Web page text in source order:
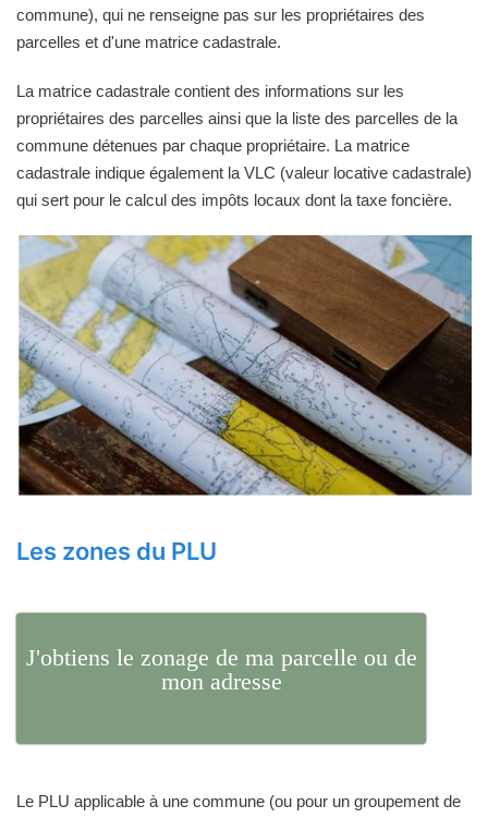
commune), qui ne renseigne pas sur les propriétaires des
parcelles et d'une matrice cadastrale.
La matrice cadastrale contient des informations sur les
propriétaires des parcelles ainsi que la liste des parcelles de la
commune détenues par chaque propriétaire. La matrice
cadastrale indique également la VLC (valeur locative cadastrale)
qui sert pour le calcul des impôts locaux dont la taxe foncière.
Les zones du PLU
J'obtiens le zonage de ma parcelle ou de
mon adresse
Le PLU applicable à une commune (ou pour un groupement de